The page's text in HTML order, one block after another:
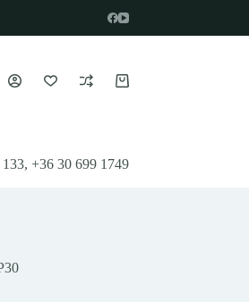
Nákupný
+36 30 699 1749